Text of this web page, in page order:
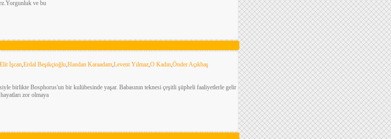
ve bu
Elit İşcan,Erdal Beşikçioğlu,Handan Karaadam,Levent Yılmaz,O Kadın,Önder Açıkbaş
birlikte Bosphorus'un bir kulübesinde yaşar. Babasının teknesi çeşitli şüpheli faaliyetlerle gelir
zor olmaya